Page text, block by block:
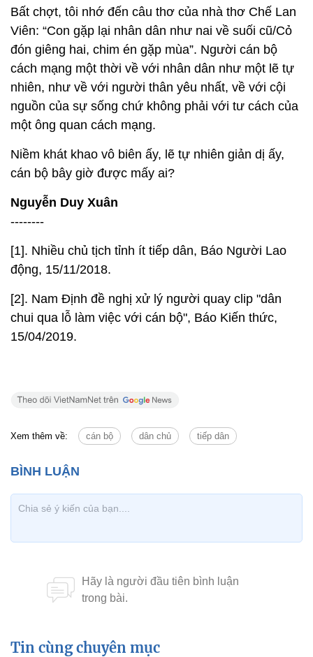
Bất chợt, tôi nhớ đến câu thơ của nhà thơ Chế Lan
Viên: “Con gặp lại nhân dân như nai về suối cũ/Cỏ
đón giêng hai, chim én gặp mùa”. Người cán bộ
cách mạng một thời về với nhân dân như một lẽ tự
nhiên, như về với người thân yêu nhất, về với cội
nguồn của sự sống chứ không phải với tư cách của
một ông quan cách mạng.
Niềm khát khao vô biên ấy, lẽ tự nhiên giản dị ấy,
cán bộ bây giờ được mấy ai?
Nguyễn Duy Xuân
--------
[1]. Nhiều chủ tịch tỉnh ít tiếp dân, Báo Người Lao
động, 15/11/2018.
[2]. Nam Định đề nghị xử lý người quay clip "dân
chui qua lỗ làm việc với cán bộ", Báo Kiến thức,
15/04/2019.
Xem thêm về: cán bộ dân chủ tiếp dân
Tin cùng chuyên mục